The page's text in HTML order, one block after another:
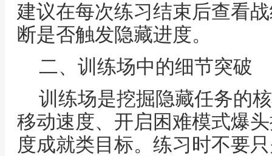
建议在每次练习结束后查看
断是否触发隐藏进度。
二、训练场中的细节突破
训练场是挖掘隐藏任务的
移动速度、开启困难模式爆
度成就类目标。练习时不要